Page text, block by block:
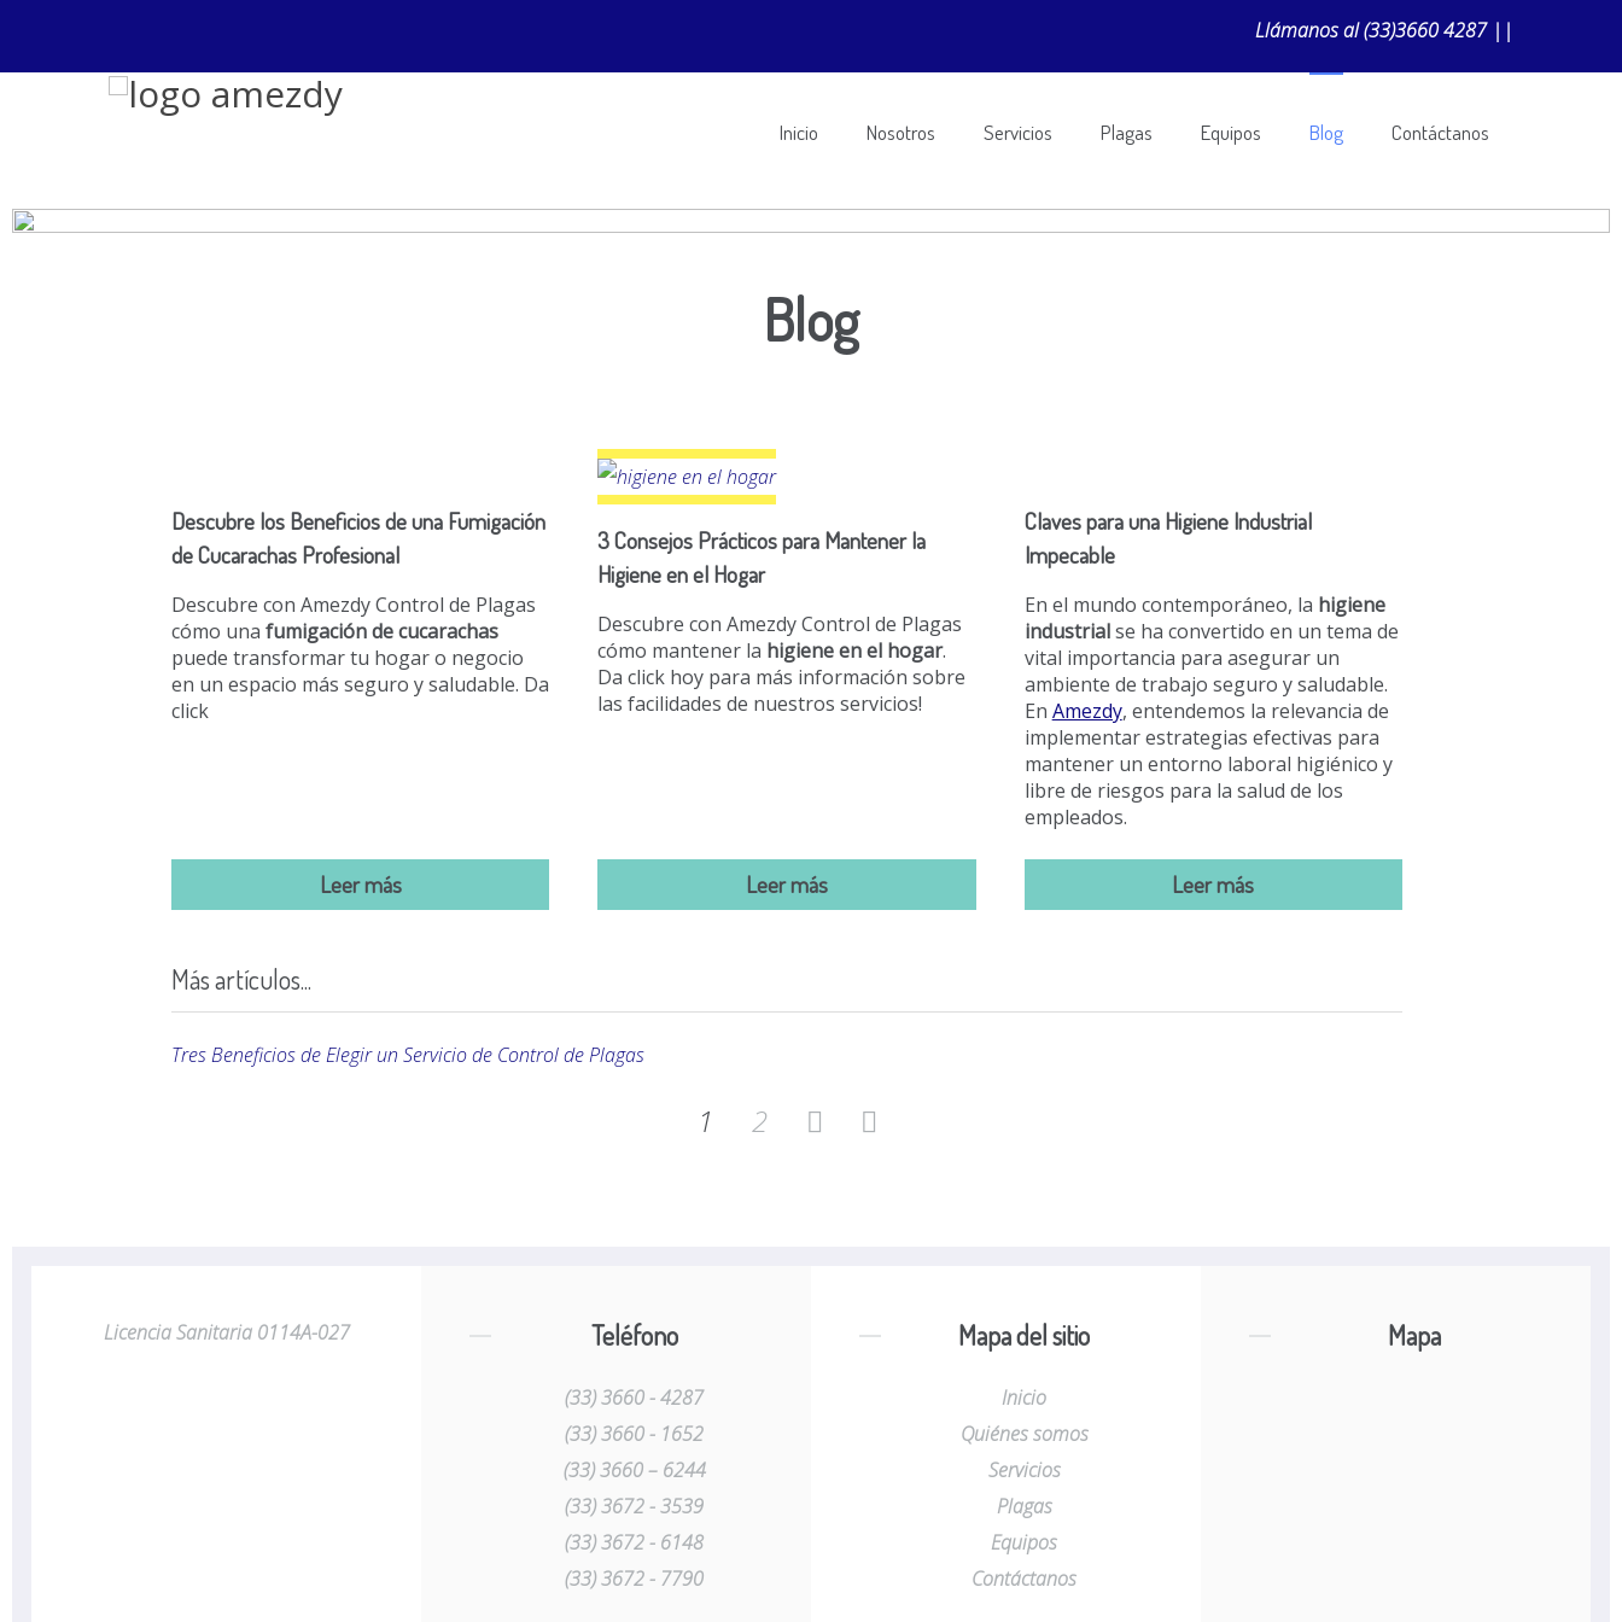
Llámanos al(33)3660 4287||
Inicio Nosotros Servicios Plagas Equipos Blog Contáctanos
Blog
Descubre los Beneficios de una Fumigación
de Cucarachas Profesional
Descubre con Amezdy Control de Plagas
cómo una fumigación de cucarachas
puede transformar tu hogar o negocio
en un espacio más seguro y saludable. Da
click
Leer más
3 Consejos Prácticos para Mantener la
Higiene en el Hogar
Descubre con Amezdy Control de Plagas
cómo mantener la higiene en el hogar.
Da click hoy para más información sobre
las facilidades de nuestros servicios!
Leer más
Claves para una Higiene Industrial
Impecable
En el mundo contemporáneo, la higiene
industrialse ha convertido en un tema de
vital importancia para asegurar un
ambiente de trabajo seguro y saludable.
En Amezdy, entendemos la relevancia de
implementar estrategias efectivas para
mantener un entorno laboral higiénico y
libre de riesgos para la salud de los
empleados.
Leer más
Más artículos...
Tres Beneficios de Elegir un Servicio de Control de Plagas
1 2
Licencia Sanitaria 0114A-027 Teléfono
(33) 3660 - 4287
(33) 3660 - 1652
(33) 3660 – 6244
(33) 3672 - 3539
(33) 3672 - 6148
(33) 3672 - 7790
Mapa del sitio
Inicio
Quiénes somos
Servicios
Plagas
Equipos
Contáctanos
Mapa